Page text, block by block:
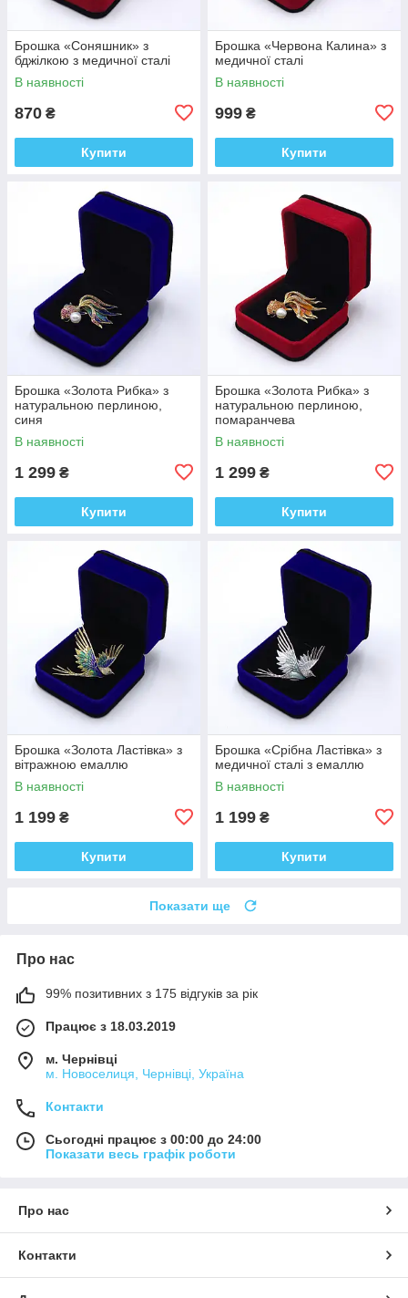
Брошка «Соняшник» з
бджілкою з медичної сталі
В наявності
870 ₴
Купити
Брошка «Червона Калина» з
медичної сталі
В наявності
999 ₴
Купити
Брошка «Золота Рибка» з
натуральною перлиною,
синя
В наявності
1 299 ₴
Купити
Брошка «Золота Рибка» з
натуральною перлиною,
помаранчева
В наявності
1 299 ₴
Купити
Брошка «Золота Ластівка» з
вітражною емаллю
В наявності
1 199 ₴
Купити
Брошка «Срібна Ластівка» з
медичної сталі з емаллю
В наявності
1 199 ₴
Купити
Показати ще
Про нас
99% позитивних з 175 відгуків за рік
Працює з 18.03.2019
м. Чернівці
м. Новоселиця, Чернівці, Україна
Контакти
Сьогодні працює з 00:00 до 24:00
Показати весь графік роботи
Про нас
Контакти